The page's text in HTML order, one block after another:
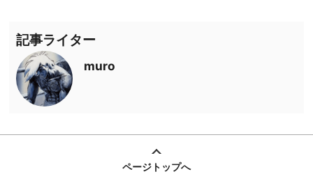
記事ライター
muro
ページトップへ